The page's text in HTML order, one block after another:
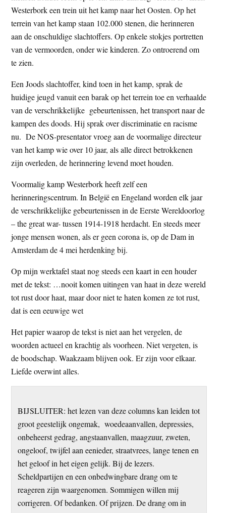
Westerbork een trein uit het kamp naar het Oosten. Op het
terrein van het kamp staan 102.000 stenen, die herinneren
aan de onschuldige slachtoffers. Op enkele stokjes portretten
van de vermoorden, onder wie kinderen. Zo ontroerend om
te zien.
Een Joods slachtoffer, kind toen in het kamp, sprak de
huidige jeugd vanuit een barak op het terrein toe en verhaalde
van de verschrikkelijke gebeurtenissen, het transport naar de
kampen des doods. Hij sprak over discriminatie en racisme
nu. De NOS-presentator vroeg aan de voormalige directeur
van het kamp wie over 10 jaar, als alle direct betrokkenen
zijn overleden, de herinnering levend moet houden.
Voormalig kamp Westerbork heeft zelf een
herinneringscentrum. In België en Engeland worden elk jaar
de verschrikkelijke gebeurtenissen in de Eerste Wereldoorlog
– the great war- tussen 1914-1918 herdacht. En steeds meer
jonge mensen wonen, als er geen corona is, op de Dam in
Amsterdam de 4 mei herdenking bij.
Op mijn werktafel staat nog steeds een kaart in een houder
met de tekst: …nooit komen uitingen van haat in deze wereld
tot rust door haat, maar door niet te haten komen ze tot rust,
dat is een eeuwige wet
Het papier waarop de tekst is niet aan het vergelen, de
woorden actueel en krachtig als voorheen. Niet vergeten, is
de boodschap. Waakzaam blijven ook. Er zijn voor elkaar.
Liefde overwint alles.
BIJSLUITER: het lezen van deze columns kan leiden tot
groot geestelijk ongemak, woedeaanvallen, depressies,
onbeheerst gedrag, angstaanvallen, maagzuur, zweten,
ongeloof, twijfel aan eenieder, straatvrees, lange tenen en
het geloof in het eigen gelijk. Bij de lezers.
Scheldpartijen en een onbedwingbare drang om te
reageren zijn waargenomen. Sommigen willen mij
corrigeren. Of bedanken. Of prijzen. De drang om in